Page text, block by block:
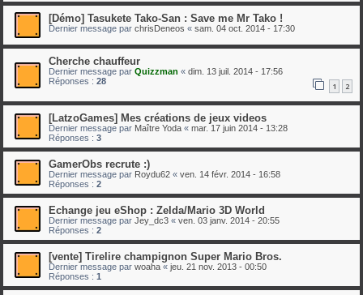
[Démo] Tasukete Tako-San : Save me Mr Tako !
Dernier message par chrisDeneos « sam. 04 oct. 2014 - 17:30
Cherche chauffeur
Dernier message par Quizzman « dim. 13 juil. 2014 - 17:56
Réponses : 28 1 2
[LatzoGames] Mes créations de jeux videos
Dernier message par Maître Yoda « mar. 17 juin 2014 - 13:28
Réponses : 3
GamerObs recrute :)
Dernier message par Roydu62 « ven. 14 févr. 2014 - 16:58
Réponses : 2
Echange jeu eShop : Zelda/Mario 3D World
Dernier message par Jey_dc3 « ven. 03 janv. 2014 - 20:55
Réponses : 2
[vente] Tirelire champignon Super Mario Bros.
Dernier message par woaha « jeu. 21 nov. 2013 - 00:50
Réponses : 1